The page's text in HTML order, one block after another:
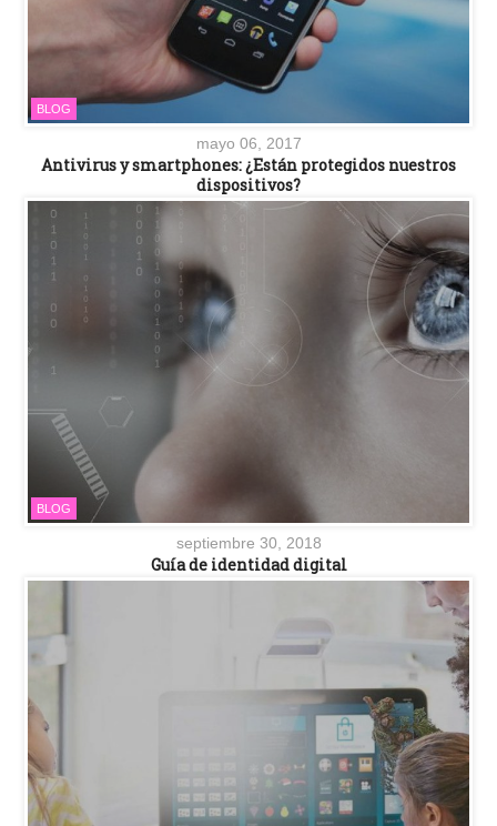
BLOG
mayo 06, 2017
Antivirus y smartphones: ¿Están protegidos nuestros
dispositivos?
BLOG
septiembre 30, 2018
Guía de identidad digital